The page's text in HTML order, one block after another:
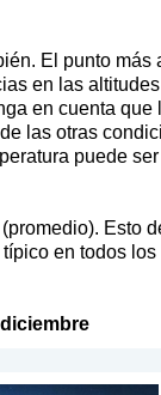
El punto más
en las
en cuenta que
las otras
puede
Esto
en todos los
diciembre